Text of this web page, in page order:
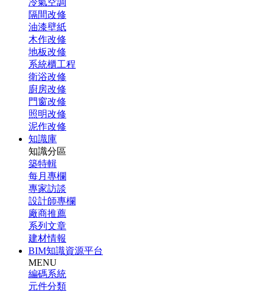
冷氣空調
隔間改修
油漆壁紙
木作改修
地板改修
系統櫃工程
衛浴改修
廚房改修
門窗改修
照明改修
泥作改修
知識庫
知識分區
築特輯
每月專欄
專家訪談
設計師專欄
廠商推薦
系列文章
建材情報
BIM知識資源平台
MENU
編碼系統
元件分類